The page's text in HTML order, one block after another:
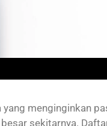
menginginkan
sekitarnya.